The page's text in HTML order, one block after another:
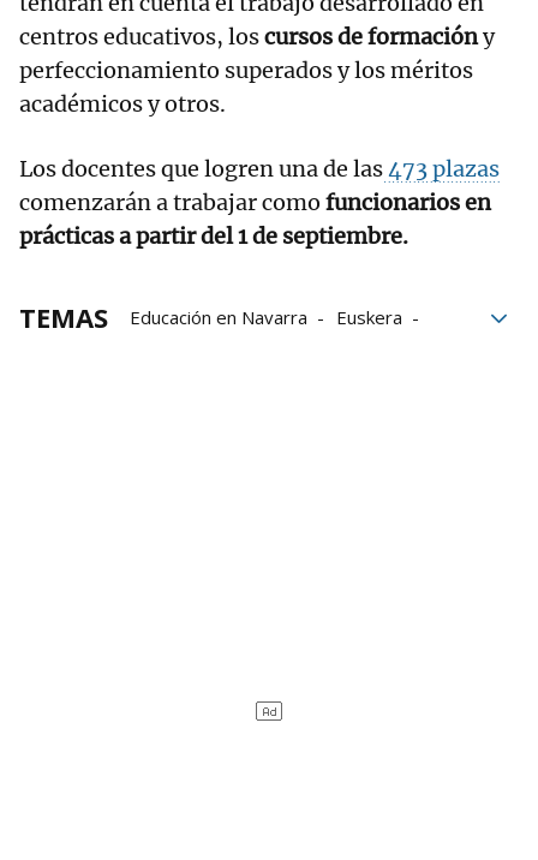
centros educativos, loscursos de formacióny
perfeccionamiento superados y los méritos
académicos y otros.
Los docentes que logren una de las 473 plazas
comenzarán a trabajar como funcionarios en
prácticas a partir del 1 de septiembre.
TEMAS Educación en Navarra
Euskera